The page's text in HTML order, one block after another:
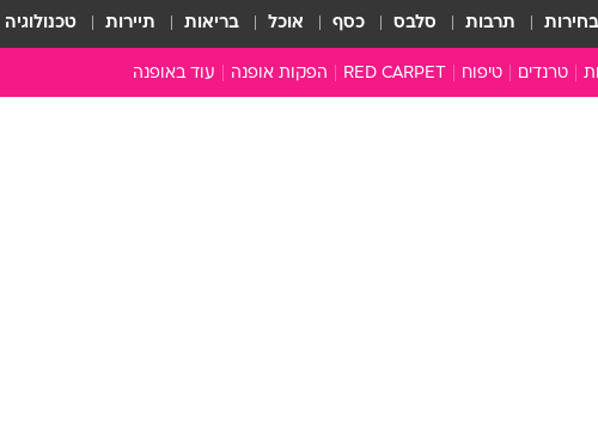
בחירות תרבות סלבס כסף אוכל בריאות תיירות טכנולוגיה
טרנדים טיפוח RED CARPET הפקות אופנה עוד באופנה